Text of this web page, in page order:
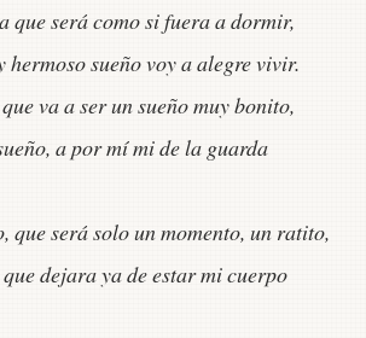
que será como si fuera a dormir,
hermoso sueño voy a alegre vivir.
va a ser un sueño muy bonito,
a por mí mi de la guarda
que será solo un momento, un ratito,
dejara ya de estar mi cuerpo